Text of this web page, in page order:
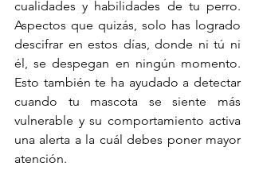
cualidades y habilidades de tu perro.
Aspectos que quizás, solo has logrado
descifrar en estos días, donde ni tú ni
él, se despegan en ningún momento.
Esto también te ha ayudado a detectar
cuando tu mascota se siente más
vulnerable y su comportamiento activa
una alerta a la cuál debes poner mayor
atención.